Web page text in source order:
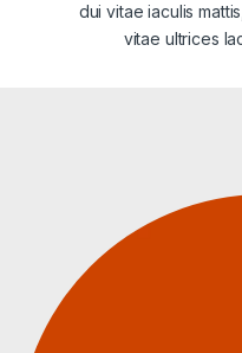
dui vitae iaculis
vitae ultrices